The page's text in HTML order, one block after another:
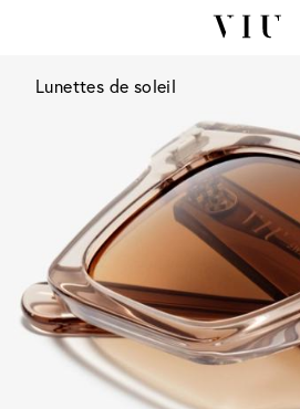
Lunettes de soleil